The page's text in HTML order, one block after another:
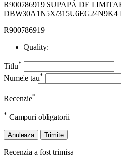
R900786919 SUPAPĂ DE
DBW30A1N5X/315U6EG24N9K4
R900786919
Quality:
Titlu*
Numele tau*
Recenzie*
* Campuri obligatorii
Anuleaza Trimite
Recenzia a fost trimisa